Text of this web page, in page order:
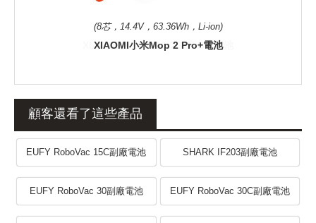
(8芯，14.4V，63.36Wh，Li-ion)
XIAOMI小米Mop 2 Pro+電池
顧客還看了這些產品
EUFY RoboVac 15C副廠電池 SHARK IF203副廠電池
EUFY RoboVac 30副廠電池 EUFY RoboVac 30C副廠電池